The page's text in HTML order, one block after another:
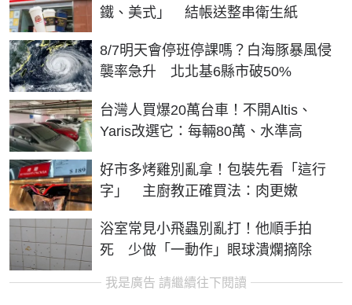
鐵、美式」 結帳送整串衛生紙
8/7明天會停班停課嗎？白海豚暴風侵
襲率急升 北北基6縣市破50%
台灣人買爆20萬台車！不開Altis、
Yaris改選它：每輛80萬、水準高
好市多烤雞別亂拿！包裝先看「這行
字」 主廚教正確買法：肉更嫩
浴室常見小飛蟲別亂打！他順手拍
死 少做「一動作」眼球潰爛摘除
我是廣告 請繼續往下閱讀